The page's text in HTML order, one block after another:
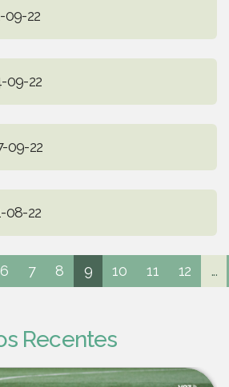
09-22
09-22
09-22
08-22
6 7 8 9 10 11 12 ...
Recentes